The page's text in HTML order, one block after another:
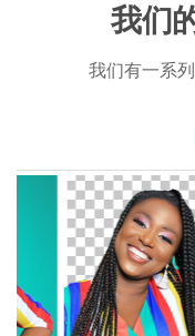
我们
我们有一系